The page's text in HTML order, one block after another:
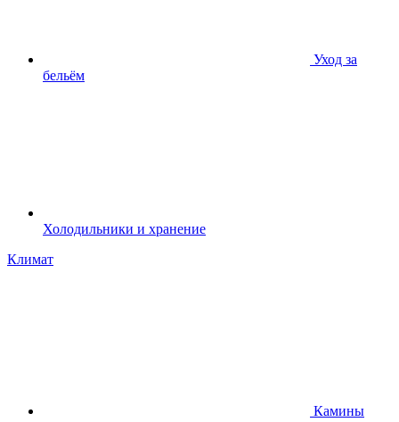
Уход за
бельём
Холодильники и хранение
Климат
Камины